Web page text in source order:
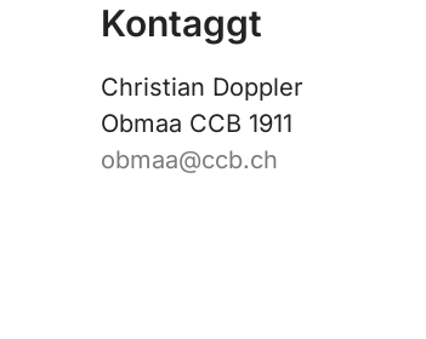
Kontaggt
Christian Doppler
Obmaa CCB 1911
obmaa@ccb.ch